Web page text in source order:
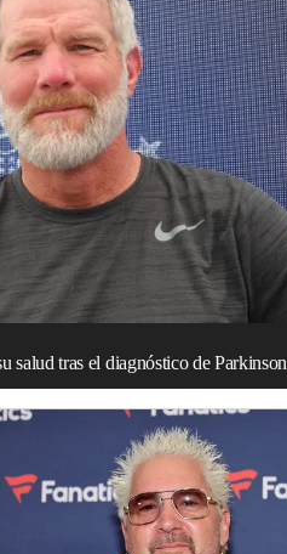
salud tras el diagnóstico de Parkinson